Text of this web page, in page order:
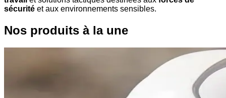
sécurité et aux environnements sensibles.
Nos produits à la une